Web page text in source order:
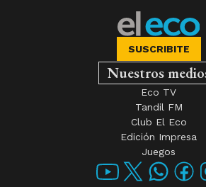
SUSCRIBITE
Nuestros medios
Eco TV
Tandil FM
Club El Eco
Edición Impresa
Juegos
AÑADIR COMO FUENTE EN